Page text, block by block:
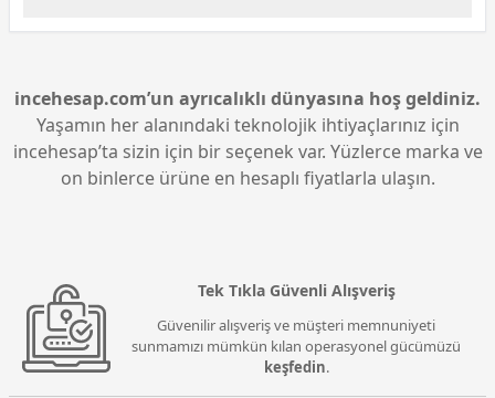
durmasına katkı sağlar.
Kasa, toplamda 8 PCI genişleme yuvasına sahiptir.
özelleştirme imkanı sunar.
incehesap.com’un ayrıcalıklı dünyasına hoş geldiniz.
Yaşamın her alanındaki teknolojik ihtiyaçlarınız için
incehesap’ta sizin için bir seçenek var. Yüzlerce marka ve
on binlerce ürüne en hesaplı fiyatlarla ulaşın.
Tek Tıkla Güvenli Alışveriş
Güvenilir alışveriş ve müşteri memnuniyeti
sunmamızı mümkün kılan operasyonel gücümüzü
keşfedin.